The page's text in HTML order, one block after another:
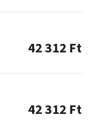
42 312 Ft
42 312 Ft